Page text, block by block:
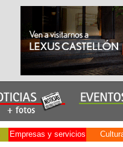
Empresas y servicios